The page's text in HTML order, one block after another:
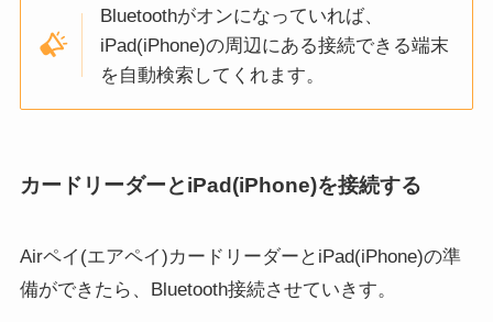
Bluetoothがオンになっていれば、
iPad(iPhone)の周辺にある接続できる端末
を自動検索してくれます。
カードリーダーとiPad(iPhone)を接続する
Airペイ(エアペイ)カードリーダーとiPad(iPhone)の準
備ができたら、Bluetooth接続させていきす。